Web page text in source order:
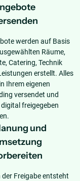
werden auf Basis
Räume,
Catering, Technik
erstellt. Alles
Ihrem eigenen
versendet und
freigegeben
und
der Freigabe entsteht